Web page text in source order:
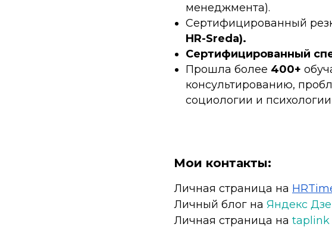
менеджмента).
Сертифицированный
HR-Sreda).
Сертифицированный
Прошла более 400+
консультированию,
социологии и
Мои контакты:
Личная страница на
Личный блог на Яндекс
Личная страница на taplink